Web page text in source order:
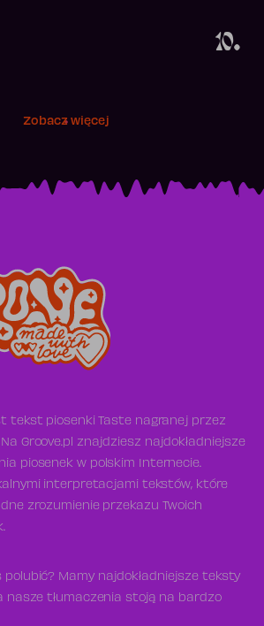
10.
Zobacz więcej
tekst piosenki Taste nagranej przez
Groove.pl znajdziesz najdokładniejsze
piosenek w polskim Internecie.
interpretacjami tekstów, które
zrozumienie przekazu Twoich
polubić? Mamy najdokładniejsze teksty
nasze tłumaczenia stoją na bardzo